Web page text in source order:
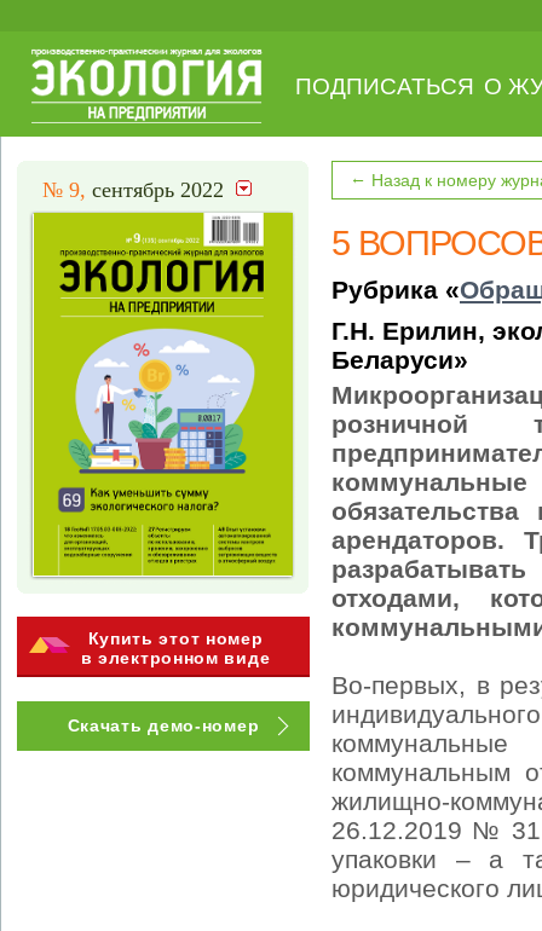
ПОДПИСАТЬСЯ О
№ 9, сентябрь 2022
Купить этот номер
в электронном виде
Скачать демо-номер
← Назад к номеру
5
Рубрика «
Г.Н. Ерилин,
Беларуси»
розничной
арендаторов.
отходами,
Во-первых, в
коммунальным
жилищно-
26.12.2019 №
упаковки – а
юридического